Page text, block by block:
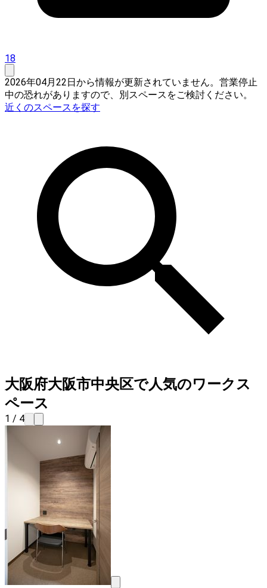
18
2026年04月22日から情報が更新されていません。営業停止
中の恐れがありますので、別スペースをご検討ください。
近くのスペースを探す
大阪府大阪市中央区で人気のワークス
ペース
1 / 4